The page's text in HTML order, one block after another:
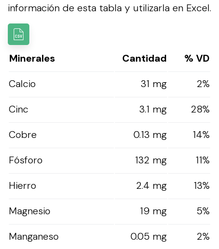
información de esta tabla y utilizarla en Excel.
Minerales Cantidad
% VD
Calcio
31 mg
2%
Cinc
3.1 mg
28%
Cobre
0.13 mg
14%
Fósforo
132 mg
11%
Hierro
2.4 mg
13%
Magnesio
19 mg
5%
Manganeso
0.05 mg
2%